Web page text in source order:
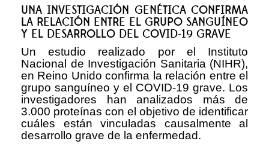
UNA INVESTIGACIÓN GENÉTICA CONFIRMA
LA RELACIÓN ENTRE EL GRUPO SANGUÍNEO
Y EL DESARROLLO DEL COVID-19 GRAVE
Un estudio realizado por el Instituto
Nacional de Investigación Sanitaria (NIHR),
en Reino Unido confirma la relación entre el
grupo sanguíneo y el COVID-19 grave. Los
investigadores han analizados más de
3.000 proteínas con el objetivo de identificar
cuáles están vinculadas causalmente al
desarrollo grave de la enfermedad.